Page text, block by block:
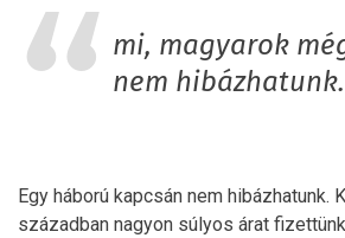
mi, magyarok
nem hibázhatunk.
Egy háború kapcsán nem hibázhatunk.
században nagyon súlyos árat